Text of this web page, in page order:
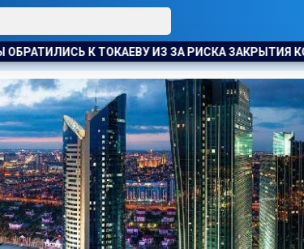
РИСКА ЗАКРЫТИЯ КОМАНДЫ В КАЗАХСТАНЕ